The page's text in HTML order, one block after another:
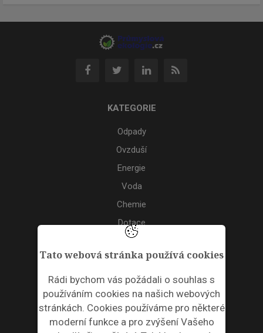
Tato webová stránka používá cookies
Rádi bychom vás požádali o souhlas s
používáním cookies na našich webových
stránkách. Cookies používáme pro některé
moderní funkce a pro zvýšení Vašeho
KATEGORIE
Odpady
Ovzduší
Energie
Voda
Chemie
Dotace
Akce
ODPADNÍ PLASTY
NEWSLETTER